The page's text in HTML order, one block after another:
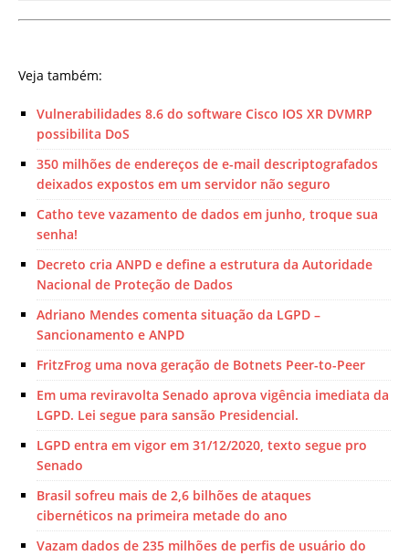
Veja também:
Vulnerabilidades 8.6 do software Cisco IOS XR DVMRP
possibilita DoS
350 milhões de endereços de e-mail descriptografados
deixados expostos em um servidor não seguro
Catho teve vazamento de dados em junho, troque sua
senha!
Decreto cria ANPD e define a estrutura da Autoridade
Nacional de Proteção de Dados
Adriano Mendes comenta situação da LGPD –
Sancionamento e ANPD
FritzFrog uma nova geração de Botnets Peer-to-Peer
Em uma reviravolta Senado aprova vigência imediata da
LGPD. Lei segue para sansão Presidencial.
LGPD entra em vigor em 31/12/2020, texto segue pro
Senado
Brasil sofreu mais de 2,6 bilhões de ataques
cibernéticos na primeira metade do ano
Vazam dados de 235 milhões de perfis de usuário do